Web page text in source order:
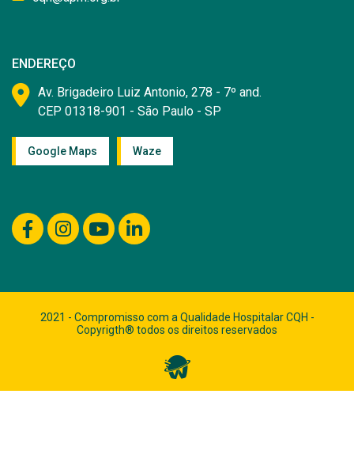
ENDEREÇO
Av. Brigadeiro Luiz Antonio, 278 - 7º and.
CEP 01318-901 - São Paulo - SP
Google Maps Waze
2021 - Compromisso com a Qualidade Hospitalar CQH -
Copyrigth® todos os direitos reservados